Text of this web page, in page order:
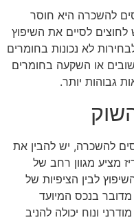
להשכרה היא חוסר
לחוצים לסיים את השיפוץ
לא נכונות בחומרים
או השקעה בחומרים
גבוהות יותר.
להשכרה, יש להבין את
מציע מגוון רחב של
לבין הציפיות של
בנכס המיועד
ונוח יכולה להניב